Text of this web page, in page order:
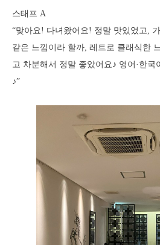
스태프 A
“맞아요! 다녀왔어요! 정말 맛있었고,
같은 느낌이라 할까, 레트로 클래식한
고 차분해서 정말 좋았어요♪ 영어·한국
♪”